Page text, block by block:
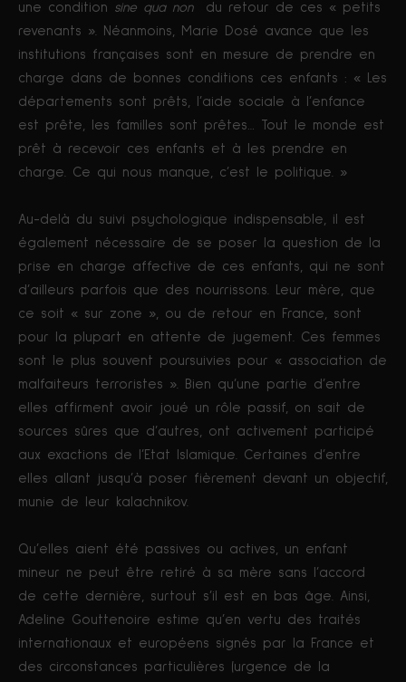
une condition sine qua non
du retour de ces « petits
revenants ». Néanmoins, Marie Dosé avance que les
institutions françaises sont en mesure de prendre en
charge dans de bonnes conditions ces enfants : « Les
départements sont prêts, l’aide sociale à l’enfance
est prête, les familles sont prêtes… Tout le monde est
prêt à recevoir ces enfants et à les prendre en
charge. Ce qui nous manque, c’est le politique. »
Au-delà du suivi psychologique indispensable, il est
également nécessaire de se poser la question de la
prise en charge affective de ces enfants, qui ne sont
d’ailleurs parfois que des nourrissons. Leur mère, que
ce soit « sur zone », ou de retour en France, sont
pour la plupart en attente de jugement. Ces femmes
sont le plus souvent poursuivies pour « association de
malfaiteurs terroristes ». Bien qu’une partie d’entre
elles affirment avoir joué un rôle passif, on sait de
sources sûres que d’autres, ont activement participé
aux exactions de l’Etat Islamique. Certaines d’entre
elles allant jusqu’à poser fièrement devant un objectif,
munie de leur kalachnikov.
Qu’elles aient été passives ou actives, un enfant
mineur ne peut être retiré à sa mère sans l’accord
de cette dernière, surtout s’il est en bas âge. Ainsi,
Adeline Gouttenoire estime qu’en vertu des traités
internationaux et européens signés par la France et
des circonstances particulières (urgence de la